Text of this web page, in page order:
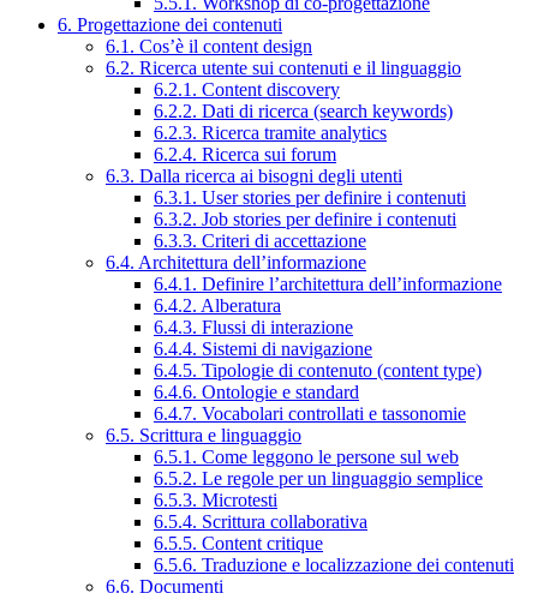
6. Progettazione dei contenuti
6.1. Cos’è il content design
6.2. Ricerca utente sui contenuti e il linguaggio
6.2.1. Content discovery
6.2.2. Dati di ricerca (search keywords)
6.2.3. Ricerca tramite analytics
6.2.4. Ricerca sui forum
6.3. Dalla ricerca ai bisogni degli utenti
6.3.1. User stories per definire i contenuti
6.3.2. Job stories per definire i contenuti
6.3.3. Criteri di accettazione
6.4. Architettura dell’informazione
6.4.1. Definire l’architettura dell’informazione
6.4.2. Alberatura
6.4.3. Flussi di interazione
6.4.4. Sistemi di navigazione
6.4.5. Tipologie di contenuto (content type)
6.4.6. Ontologie e standard
6.4.7. Vocabolari controllati e tassonomie
6.5. Scrittura e linguaggio
6.5.1. Come leggono le persone sul web
6.5.2. Le regole per un linguaggio semplice
6.5.3. Microtesti
6.5.4. Scrittura collaborativa
6.5.5. Content critique
6.5.6. Traduzione e localizzazione dei contenuti
6.6. Documenti